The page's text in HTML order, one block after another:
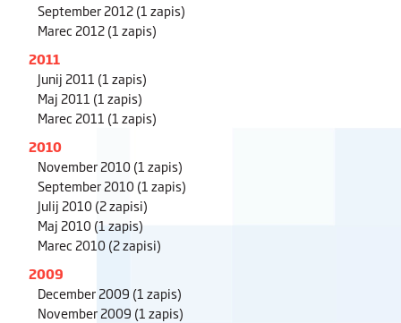
September 2012(1 zapis)
Marec 2012(1 zapis)
2011
Junij 2011 (1 zapis)
Maj 2011 (1 zapis)
Marec 2011 (1 zapis)
2010
November 2010(1 zapis)
September 2010(1 zapis)
Julij 2010(2 zapisi)
Maj 2010(1 zapis)
Marec 2010(2 zapisi)
2009
December 2009 (1 zapis)
November 2009 (1 zapis)